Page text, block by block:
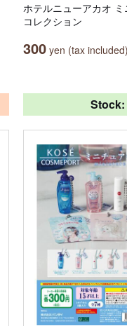
ホテルニューアカオ
コレクション
300 yen (tax included)
Stock: